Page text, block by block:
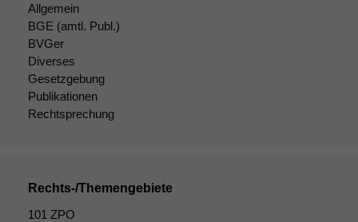
Allgemein
BGE (amtl. Publ.)
BVGer
Diverses
Gesetzgebung
Publikationen
Rechtsprechung
Rechts-/Themengebiete
101 ZPO